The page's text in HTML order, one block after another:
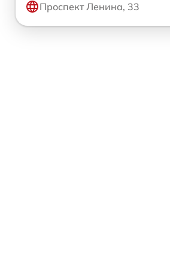
Проспект Ленина, 33